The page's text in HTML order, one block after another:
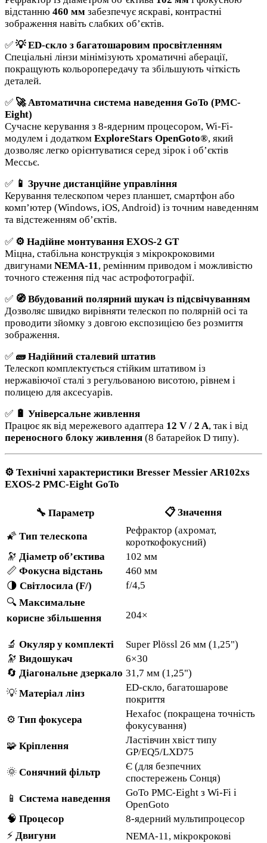
відстанню 460 мм забезпечує яскраві, контрастні
зображення навіть слабких об’єктів.
✅ 💡 ED-скло з багатошаровим просвітленням
Спеціальні лінзи мінімізують хроматичні аберації,
покращують кольоропередачу та збільшують чіткість
деталей.
✅ 🚀 Автоматична система наведення GoTo (PMC-
Eight)
Сучасне керування з 8-ядерним процесором, Wi-Fi-
модулем і додатком ExploreStars OpenGoto®, який
дозволяє легко орієнтуватися серед зірок і об’єктів
Мессьє.
✅ 📱 Зручне дистанційне управління
Керування телескопом через планшет, смартфон або
комп’ютер (Windows, iOS, Android) із точним наведенням
та відстеженням об’єктів.
✅ ⚙️ Надійне монтування EXOS-2 GT
Міцна, стабільна конструкція з мікрокроковими
двигунами NEMA-11 , ремінним приводом і можливістю
точного стеження під час астрофотографії.
✅ 🧭 Вбудований полярний шукач із підсвічуванням
Дозволяє швидко вирівняти телескоп по полярній осі та
проводити зйомку з довгою експозицією без розмиття
зображення.
✅ 🧱 Надійний сталевий штатив
Телескоп комплектується стійким штативом із
нержавіючої сталі з регульованою висотою, рівнем і
полицею для аксесуарів.
✅ 🔋 Універсальне живлення
Працює як від мережевого адаптера 12 V / 2 A, так і від
переносного блоку живлення (8 батарейок D типу).
⚙️ Технічні характеристики Bresser Messier AR102xs
EXOS-2 PMC-Eight GoTo
🔧 Параметр 📋Значення
🌠 Тип телескопа
Рефрактор (ахромат,
короткофокусний)
🔭 Діаметр об’єктива
102 мм
📏 Фокусна відстань
460 мм
🌗 Світлосила (F/)
f/4,5
🔍 Максимальне
корисне збільшення
204×
🔬 Окуляр у комплекті
Super Plössl 26 мм (1,25")
🔭 Видошукач
6×30
🔄 Діагональне дзеркало 31,7 мм (1,25")
💡Матеріал лінз
ED-скло, багатошарове
покриття
⚙️ Тип фокусера
Hexafoc (покращена точність
фокусування)
🧩 Кріплення
Ластівчин хвіст типу
GP/EQ5/LXD75
🌞 Сонячний фільтр
Є (для безпечних
спостережень Сонця)
📱 Система наведення
GoTo PMC-Eight з Wi-Fi і
OpenGoto
🧠 Процесор
8-ядерний мультипроцесор
⚡ Двигуни
NEMA-11, мікрокрокові